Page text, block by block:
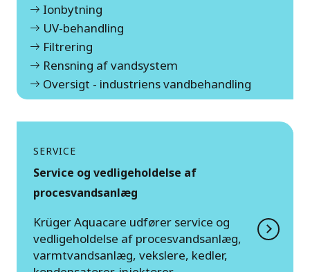
Ionbytning
UV-behandling
Filtrering
Rensning af vandsystem
Oversigt - industriens vandbehandling
SERVICE
Service og vedligeholdelse af
procesvandsanlæg
Krüger Aquacare udfører service og
vedligeholdelse af procesvandsanlæg,
varmtvandsanlæg, vekslere, kedler,